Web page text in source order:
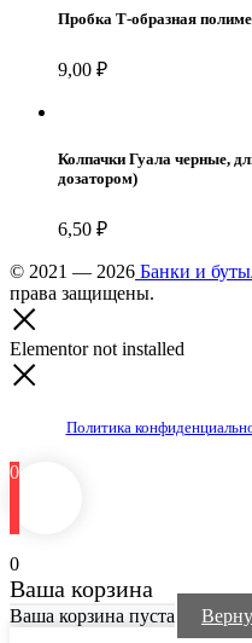
Пробка Т-образная
9,00 ₽
Колпачки Гуала черные,
дозатором)
6,50 ₽
© 2021 — 2026 Банки и
права защищены.
Elementor not installed
Политика
0
0
Ваша корзина
Ваша корзина пуста